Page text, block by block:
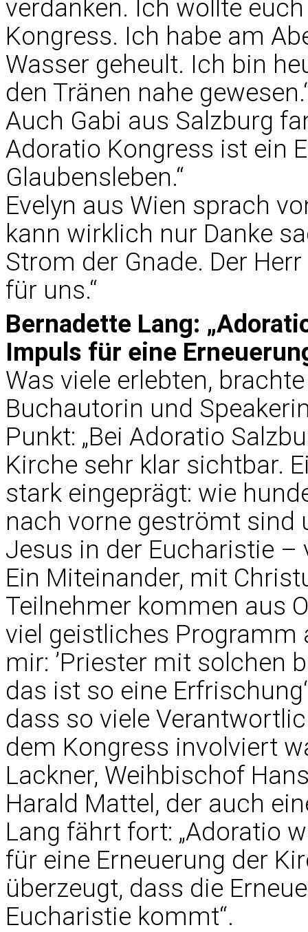
verdanken. Ich wollte
Kongress. Ich habe am
Wasser geheult. Ich bin
den Tränen nahe
Auch Gabi aus Salzburg
Adoratio Kongress ist ein
Glaubensleben.“
Evelyn aus Wien sprach
kann wirklich nur Danke
Strom der Gnade. Der
für uns.“
Bernadette Lang:
Impuls für eine
Was viele erlebten,
Buchautorin und
Punkt: „Bei Adoratio
Kirche sehr klar sichtbar.
stark eingeprägt: wie
nach vorne geströmt
Jesus in der Eucharistie –
Ein Miteinander, mit
Teilnehmer kommen aus
viel geistliches Programm
mir: ’Priester mit solchen
das ist so eine
dass so viele
dem Kongress involviert
Lackner, Weihbischof
Harald Mattel, der auch
Lang fährt fort: „Adoratio
für eine Erneuerung der
überzeugt, dass die
Eucharistie kommt“.